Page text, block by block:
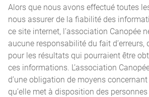
Alors que nous avons effectué toutes
nous assurer de la fiabilité des
ce site internet, l’association Canopée
aucune responsabilité du fait d’erreurs,
pour les résultats qui pourraient être
ces informations. L’association
d’une obligation de moyens
qu’elle met à disposition des